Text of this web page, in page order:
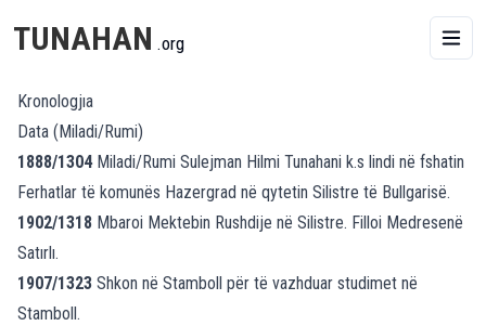
TUNAHAN .org
Kronologjıa
Data (Miladi/Rumi)
1888/1304Miladi/Rumi Sulejman Hilmi Tunahani k.s lindi në fshatin
Ferhatlar të komunës Hazergrad në qytetin Silistre të Bullgarisë.
1902/1318 Mbaroi Mektebin Rushdije në Silistre. Filloi Medresenë
Satırlı.
1907/1323 Shkon në Stamboll për të vazhduar studimet në
Stamboll.